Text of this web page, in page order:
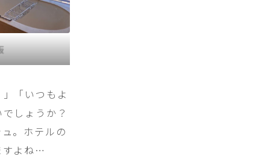
「いつもよ
しょうか？
。ホテルの
すよね…